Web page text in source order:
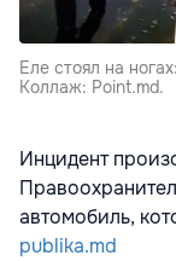
Еле стоял на
Коллаж: Point.md.
Инцидент
автомобиль,
publika.md